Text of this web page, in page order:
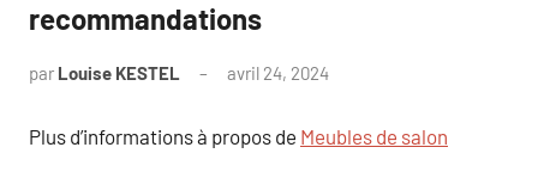
recommandations
par Louise KESTEL avril 24, 2024
Plus d’informations à propos de Meubles de salon